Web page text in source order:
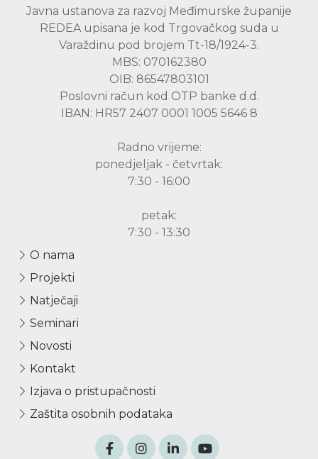
Javna ustanova za razvoj Međimurske županije
REDEA upisana je kod Trgovačkog suda u
Varaždinu pod brojem Tt-18/1924-3.
MBS: 070162380
OIB: 86547803101
Poslovni račun kod OTP banke d.d.
IBAN: HR57 2407 0001 1005 5646 8
Radno vrijeme:
ponedjeljak - četvrtak:
7:30 - 16:00
petak:
7:30 - 13:30
O nama
Projekti
Natječaji
Seminari
Novosti
Kontakt
Izjava o pristupačnosti
Zaštita osobnih podataka